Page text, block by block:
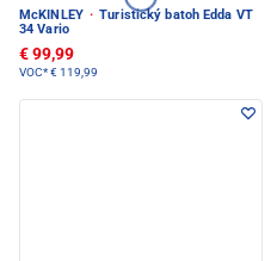
McKINLEY · Turistický batoh Edda VT
34 Vario
€ 99,99
VOC*€ 119,99